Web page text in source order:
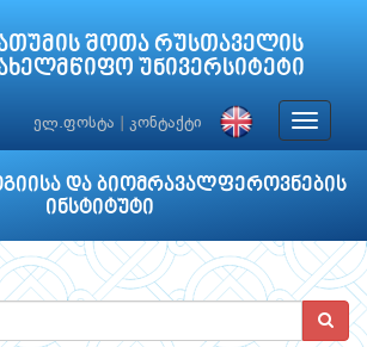
შოთა რუსთაველის
უნივერსიტეტი
ელ.ფოსტა კონტაქტი
Toggle
და ბიომრავალფეროვნების
ინსტიტუტი